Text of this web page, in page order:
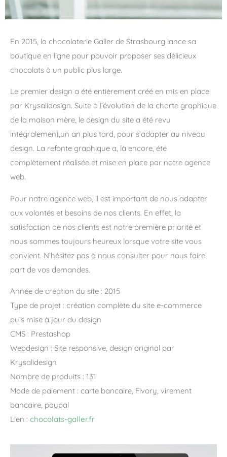
En 2015, la chocolaterie Galler de Strasbourg lance sa
boutique en ligne pour pouvoir proposer ses délicieux
chocolats à un public plus large.
Le premier design a été entièrement créé en mis en place
par Krysalidesign. Suite à l’évolution de la charte graphique
de la maison mère, le design du site a été revu
intégralement,un an plus tard, pour s’adapter au niveau
design. La refonte graphique a, là encore, été
complètement réalisée et mise en place par notre agence
web.
Pour notre agence web, il est important de nous adapter
aux volontés et besoins de nos clients. En effet, la
satisfaction de nos clients est notre première priorité et
nous sommes toujours heureux lorsque votre site vous
convient. N’hésitez pas à nous consulter pour nous faire
part de vos demandes.
Année de création du site : 2015
Type de projet : création complète du site e-commerce
puis mise à jour du design
CMS : Prestashop
Webdesign : Site responsive, design original par
Krysalidesign
Nombre de produits : 131
Mode de paiement : carte bancaire, Fivory, virement
bancaire, paypal
Lien : chocolats-galler.fr